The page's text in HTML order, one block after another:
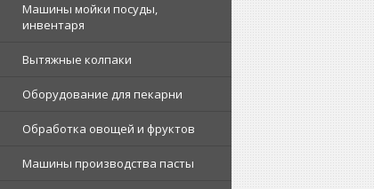
Машины мойки посуды,
инвентаря
Вытяжные колпаки
Оборудование для пекарни
Обработка овощей и фруктов
Машины производства пасты